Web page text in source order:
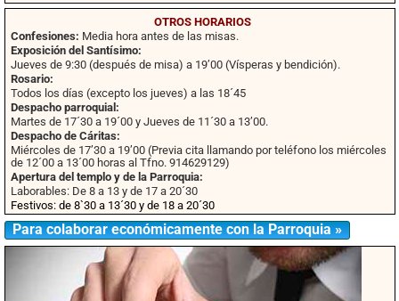
OTROS HORARIOS
Confesiones: Media hora antes de las misas.
Exposición del Santísimo:
Jueves de 9:30 (después de misa) a 19’00 (Vísperas y bendición).
Rosario:
Todos los días (excepto los jueves) a las 18´45
Despacho parroquial:
Martes de 17´30 a 19´00 y Jueves de 11´30 a 13’00.
Despacho de Cáritas:
Miércoles de 17’30 a 19’00 (Previa cita llamando por teléfono los miércoles
de 12´00 a 13´00 horas al Tfno. 914629129)
Apertura del templo y de la Parroquia:
Laborables: De 8 a 13 y de 17 a 20´30
Festivos: de 8`30 a 13´30 y de 18 a 20´30
Para colaborar económicamente con la Parroquia »